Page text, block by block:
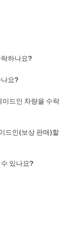
됩니다. 주행할
약하기 위해 연락
인 파트너가 직접
다.
반으로 합니다. 최
. 미점검 차량의 견
또는 관계인에게
해당 차량을 트레
에 대해 책임을 지
하나요?
.요?
이드인 차량을 수락
리 오류(NAM) 등
니다.
드인(보상 판매)할
있나요?
효성을 확인하기
합니다. 확인 서
함됩니다.